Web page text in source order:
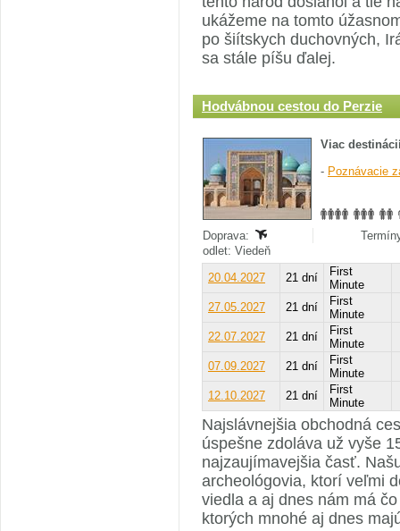
ukážeme na tomto
po šiítskych duchovných,
sa stále píšu ďalej.
Hodvábnou cestou do Perzie
Viac
- Poznávacie
Doprava:
odlet: Viedeň
20.04.2027
21 dní
First
Minute
27.05.2027
21 dní
First
Minute
22.07.2027
21 dní
First
Minute
07.09.2027
21 dní
First
Minute
12.10.2027
21 dní
First
Minute
Najslávnejšia obchodná
úspešne zdoláva už vyše
najzaujímavejšia časť.
archeológovia, ktorí veľmi
viedla a aj dnes nám má
ktorých mnohé aj dnes